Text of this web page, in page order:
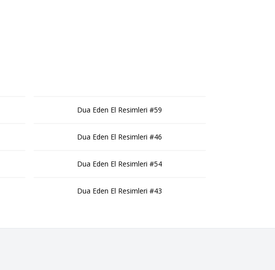
Dua Eden El Resimleri #59
Dua Eden El Resimleri #46
Dua Eden El Resimleri #54
Dua Eden El Resimleri #43